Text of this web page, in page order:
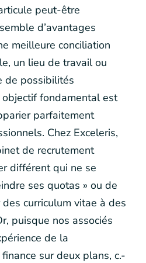
peut-être
d’avantages
meilleure conciliation
un lieu de travail ou
de possibilités
objectif fondamental est
parfaitement
Chez Exceleris,
de recrutement
différent qui ne se
ses quotas » ou de
curriculum vitae à des
puisque nos associés
de la
sur deux plans, c.-